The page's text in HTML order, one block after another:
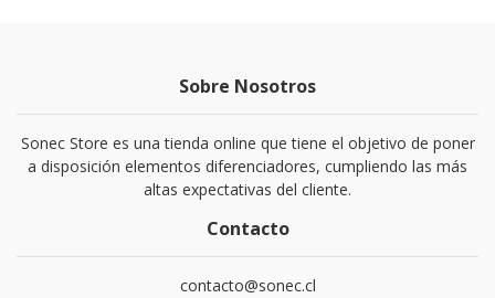
Sobre Nosotros
Sonec Store es una tienda online que tiene el objetivo de poner
a disposición elementos diferenciadores, cumpliendo las más
altas expectativas del cliente.
Contacto
contacto@sonec.cl